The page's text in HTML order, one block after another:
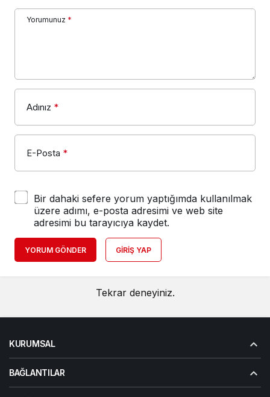
Yorumunuz *
Adınız *
E-Posta *
Bir dahaki sefere yorum yaptığımda kullanılmak
üzere adımı, e-posta adresimi ve web site
adresimi bu tarayıcıya kaydet.
YORUM GÖNDER GIRIŞ YAP
Tekrar deneyiniz.
KURUMSAL
BAĞLANTILAR